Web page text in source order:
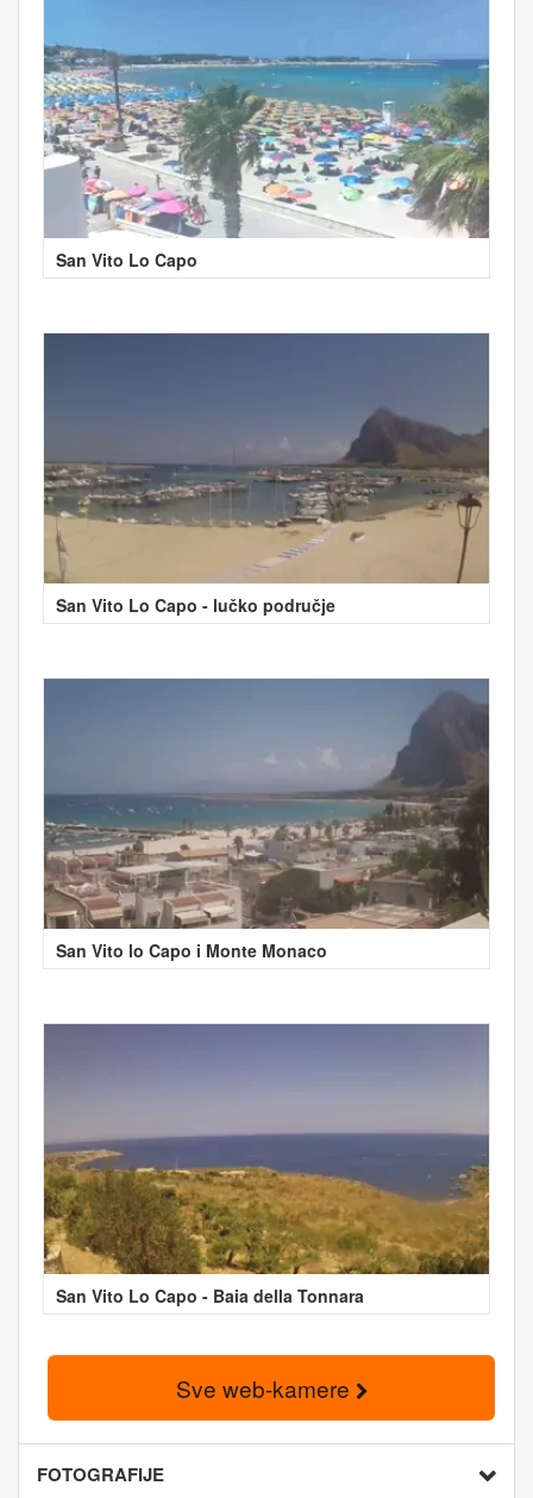
San Vito Lo Capo
San Vito Lo Capo - lučko područje
San Vito lo Capo i Monte Monaco
San Vito Lo Capo - Baia della Tonnara
Sve web-kamere
FOTOGRAFIJE